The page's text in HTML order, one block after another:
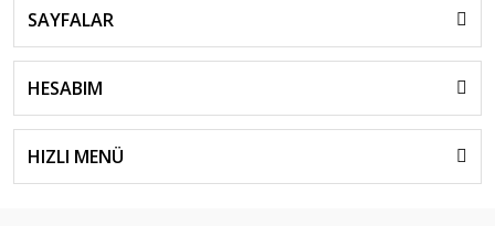
SAYFALAR
HESABIM
HIZLI MENÜ